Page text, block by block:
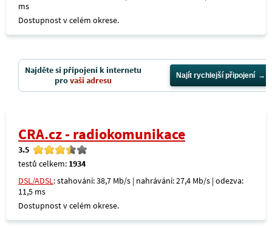
ms
Dostupnost v celém okrese.
Najděte si připojení k internetu
provaši adresu Najít rychlejší připojení
CRA.cz - radiokomunikace
3.5
testů celkem: 1934
DSL/ADSL: stahování: 38,7 Mb/s | nahrávání: 27,4 Mb/s | odezva:
11,5 ms
Dostupnost v celém okrese.